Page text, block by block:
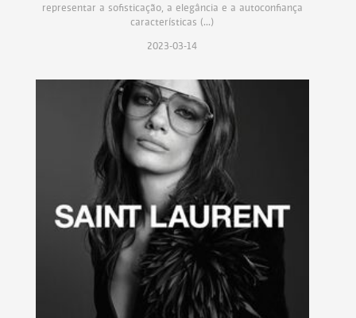
representar a sofisticação, a elegância e a autoconfiança
características (...)
2023-03-14